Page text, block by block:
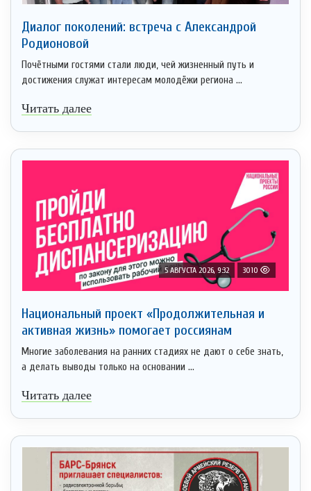
Диалог поколений: встреча с Александрой
Родионовой
Почётными гостями стали люди, чей жизненный путь и
достижения служат интересам молодёжи региона ...
Читать далее
5 АВГУСТА 2026, 9:32 3010
Национальный проект «Продолжительная и
активная жизнь» помогает россиянам
Многие заболевания на ранних стадиях не дают о себе знать,
а делать выводы только на основании ...
Читать далее